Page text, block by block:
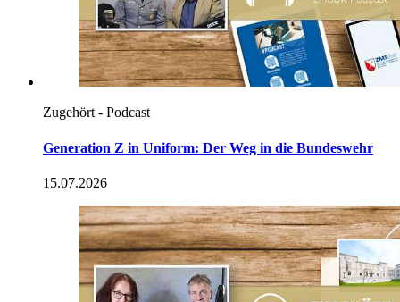
Zugehört - Podcast
Generation Z in Uniform: Der Weg in die Bundeswehr
15.07.2026